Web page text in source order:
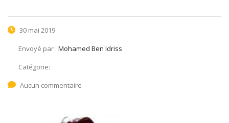
30 mai 2019
Envoyé par : Mohamed Ben Idriss
Catégorie:
Aucun commentaire